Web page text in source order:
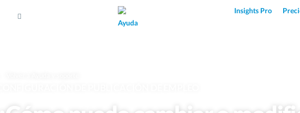
Insights Pro
Ayuda